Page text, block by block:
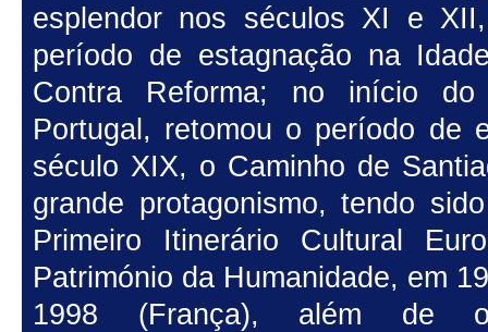
esplendor nos séculos XI e
período de estagnação na
Contra Reforma; no início
Portugal, retomou o período de
século XIX, o Caminho de
grande protagonismo, tendo
Primeiro Itinerário Cultural
Património da Humanidade, em
1998 (França), além de